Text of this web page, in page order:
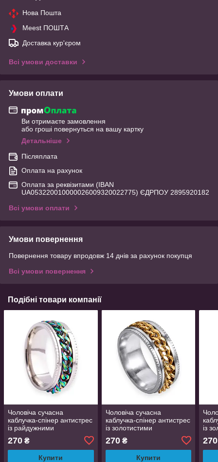
Нова Пошта
Meest ПОШТА
Доставка кур'єром
Всі умови доставки
Умови оплати
Ви отримаєте замовлення
або гроші повернуться на вашу картку
Детальніше
Післяплата
Оплата на рахунок
Оплата за реквізитами (IBAN
UA053220010000026009320022775) ЄДРПОУ 2895920182
Всі умови оплати
Умови повернення
Повернення товару впродовж 14 днів за рахунок покупця
Всі умови повернення
Подібні товари компанії
Чоловіча сучасна
каблучка-спінер антистрес
із райдужними
обертовими ланцюжками
титанова сталь срібляста
розмір 20
270 ₴
Купити
Чоловіча сучасна
каблучка-спінер антистрес
із золотистими
обертовими ланцюжками
титанова сталь срібляста
розмір 20.5
270₴
Купити
із
270